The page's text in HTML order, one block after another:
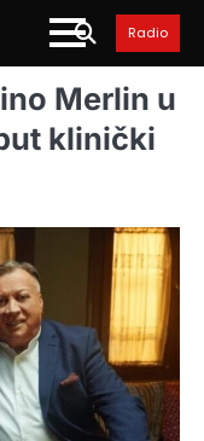
Radio
Merlin u
klinički